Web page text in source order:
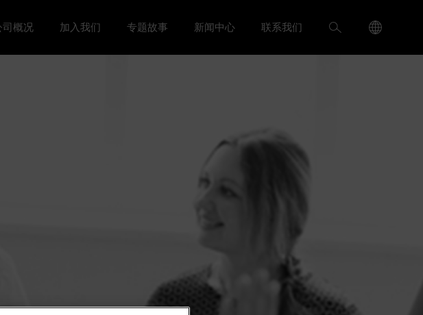
公司概况 menu
司概况 Toggle 加入我们 menu
加入我们 Toggle
专题故事 Toggle 新闻中心 menu
新闻中心 联系我们
搜
Language
Menu